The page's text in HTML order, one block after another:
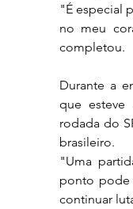
"É especial
no meu
completou.
Durante a
que
rodada do
brasileiro.
"Uma
ponto
continuar